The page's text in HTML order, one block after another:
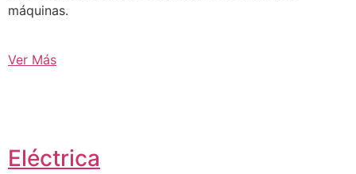
máquinas.
Ver Más
Eléctrica